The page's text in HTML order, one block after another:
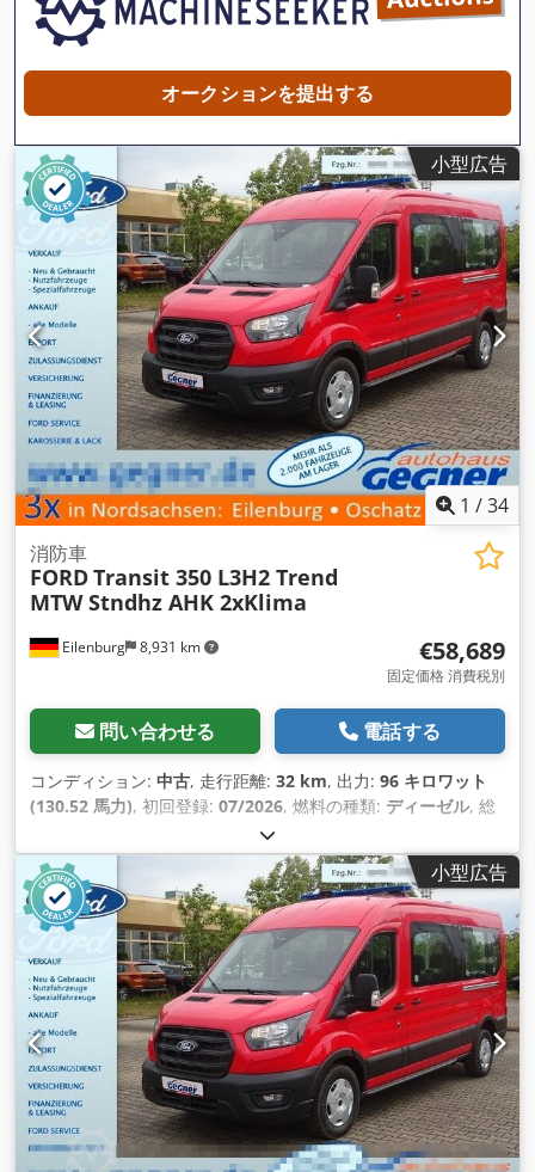
オークションを提出する
小型広告
1 /34
Eilenburg 8,931 km
消防車
FORDTransit 350 L3H2 Trend
MTW Stndhz AHK 2xKlima
€58,689
固定価格 消費税別
問い合わせる 電話する
コンディション: 中古, 走行距離: 32 km, 出力: 96 キロワット
(130.52 馬力), 初回登録: 07/2026, 燃料の種類: ディーゼル, 総
, 色:
ク, 座席数:9, 全長:5,981 mm, 全幅:2,533 mm, 全高:2,448
mm, 装備:
ABS（アンチロック・ブレーキ・システム）, すす
フィルター, エアコン, セントラルロック, ナビゲーションシス
テム, パーキングヒーター, 電子安定制御プログラム (ESP),
小型広告